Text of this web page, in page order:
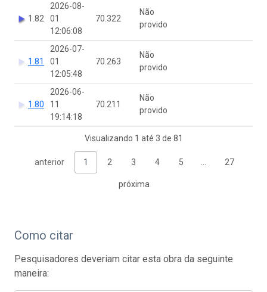
1.82
2026-08-
01
12:06:08
70.322
Não
provido
1.81
2026-07-
01
12:05:48
70.263
Não
provido
1.80
2026-06-
11
19:14:18
70.211
Não
provido
Visualizando 1 até 3 de 81
anterior 1 2 3 4 5 27
próxima
Como citar
Pesquisadores deveriam citar esta obra da seguinte
maneira: